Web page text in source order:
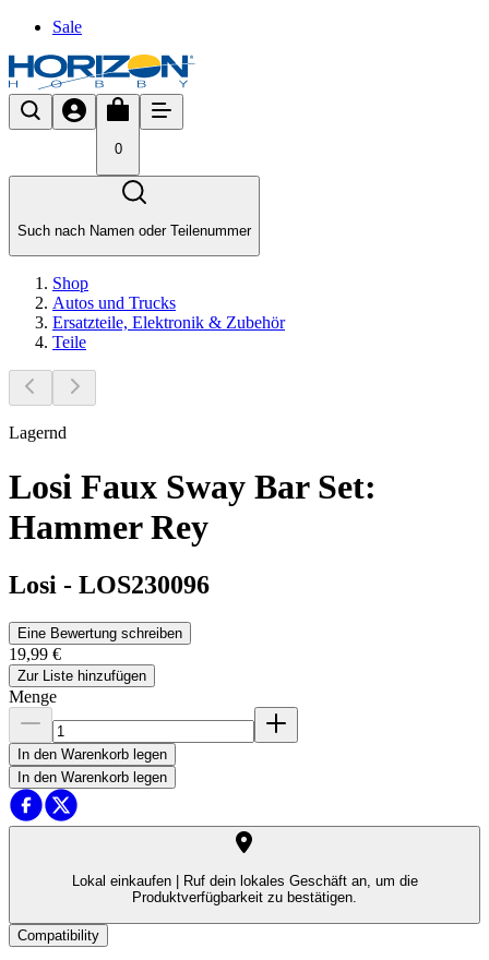
Sale
0
Such nach Namen oder Teilenummer
Shop
Autos und Trucks
Ersatzteile, Elektronik & Zubehör
Teile
Lagernd
Losi Faux Sway Bar Set:
Hammer Rey
Losi - LOS230096
Eine Bewertung schreiben
19,99 €
Zur Liste hinzufügen
Menge
In den Warenkorb legen
In den Warenkorb legen
Lokal einkaufen |
Ruf dein lokales Geschäft an, um die
Produktverfügbarkeit zu bestätigen.
Compatibility